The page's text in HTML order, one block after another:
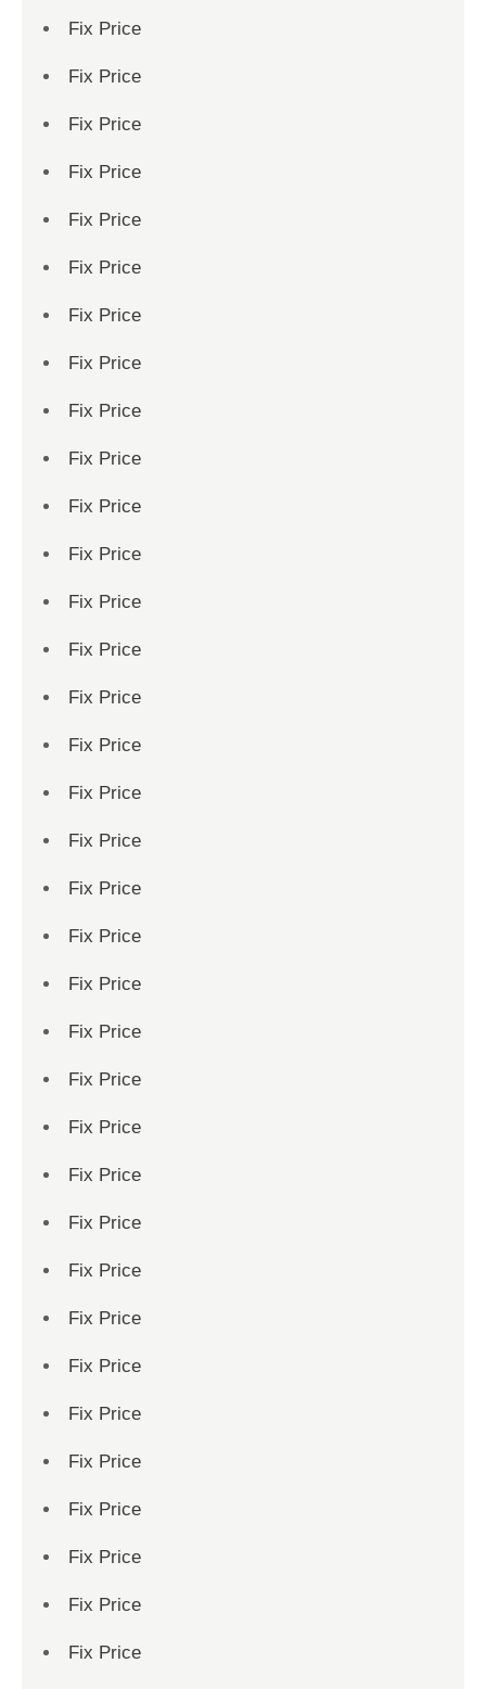
Fix Price
Fix Price
Fix Price
Fix Price
Fix Price
Fix Price
Fix Price
Fix Price
Fix Price
Fix Price
Fix Price
Fix Price
Fix Price
Fix Price
Fix Price
Fix Price
Fix Price
Fix Price
Fix Price
Fix Price
Fix Price
Fix Price
Fix Price
Fix Price
Fix Price
Fix Price
Fix Price
Fix Price
Fix Price
Fix Price
Fix Price
Fix Price
Fix Price
Fix Price
Fix Price